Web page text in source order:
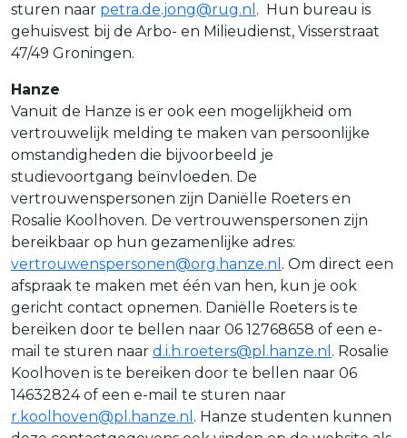
sturen naar petra.de.jong@rug.nl . Hun bureau is
gehuisvest bij de Arbo- en Milieudienst, Visserstraat
47/49 Groningen.
Hanze
Vanuit de Hanze is er ook een mogelijkheid om
vertrouwelijk melding te maken van persoonlijke
omstandigheden die bijvoorbeeld je
studievoortgang beïnvloeden. De
vertrouwenspersonen zijn Daniëlle Roeters en
Rosalie Koolhoven. De vertrouwenspersonen zijn
bereikbaar op hun gezamenlijke adres:
vertrouwenspersonen@org.hanze.nl . Om direct een
afspraak te maken met één van hen, kun je ook
gericht contact opnemen. Daniëlle Roeters is te
bereiken door te bellen naar 06 12768658 of een e-
mail te sturen naar d.i.h.roeters@pl.hanze.nl . Rosalie
Koolhoven is te bereiken door te bellen naar 06
14632824 of een e-mail te sturen naar
r.koolhoven@pl.hanze.nl . Hanze studenten kunnen